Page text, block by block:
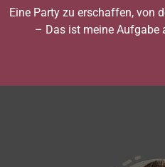
Eine Party zu erschaffen, von
– Das ist meine Aufgabe